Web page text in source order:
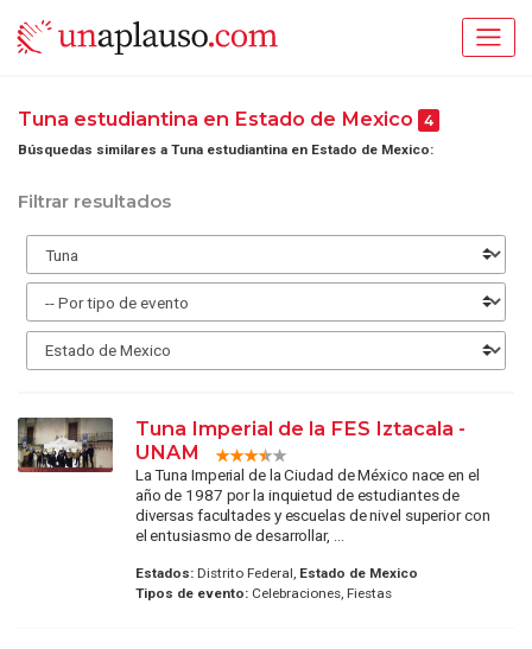
Tuna estudiantina en Estado de Mexico 4
Búsquedas similares a Tuna estudiantina en Estado de Mexico:
Filtrar resultados
Tuna Imperial de la FES Iztacala -
UNAM
La Tuna Imperial de la Ciudad de México nace en el
año de 1987 por la inquietud de estudiantes de
diversas facultades y escuelas de nivel superior con
el entusiasmo de desarrollar, ...
Estados:Distrito Federal, Estado de Mexico
Tipos de evento:Celebraciones, Fiestas